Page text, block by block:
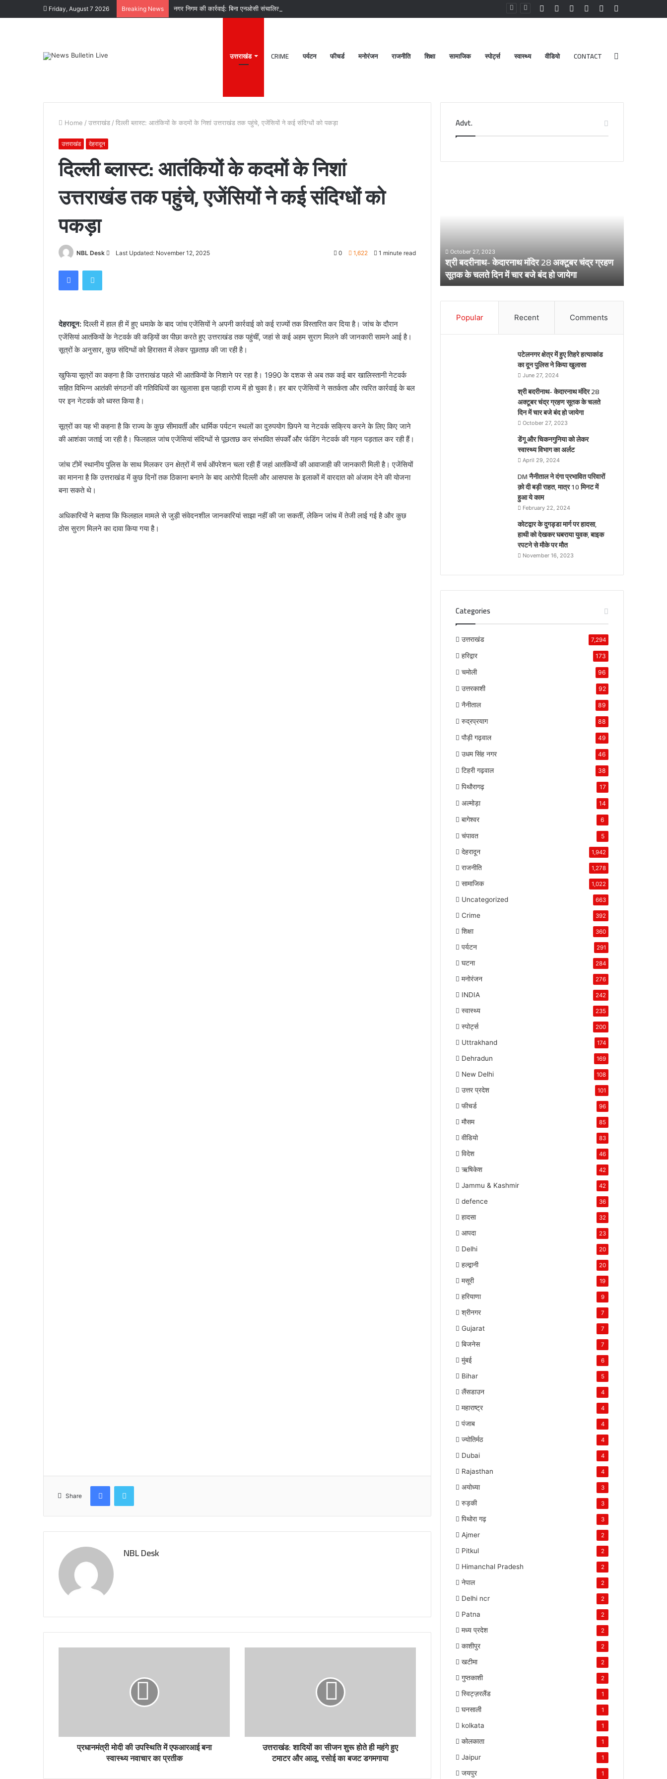
Friday, August 7 2026 Breaking News नगर निगम की कार्रवाई: बिना एनओसी संचालित मीट दुकानों पर चला अभियान, 45250 रुपये का चालान
Random
Log
Instagram
YouTube
Facebook
उत्तराखंड CRIME पर्यटन फीचर्ड मनोरंजन राजनीति शिक्षा सामाजिक स्पोर्ट्स स्वास्थ्य वीडियो CONTACT
Home / उत्तराखंड / दिल्ली ब्लास्ट: आतंकियों के कदमों के निशां उत्तराखंड तक पहुंचे, एजेंसियों ने कई संदिग्धों को पकड़ा
उत्तराखंड देहरादून
दिल्ली ब्लास्ट: आतंकियों के कदमों के निशां
उत्तराखंड तक पहुंचे, एजेंसियों ने कई संदिग्धों को
पकड़ा
NBL Desk
Send
Last Updated: November 12, 2025 0 1,622 1 minute read
FacebookTwitter
देहरादून:दिल्ली में हाल ही में हुए धमाके के बाद जांच एजेंसियों ने अपनी कार्रवाई को कई राज्यों तक विस्तारित कर दिया है। जांच के दौरान
एजेंसियां आतंकियों के नेटवर्क की कड़ियों का पीछा करते हुए उत्तराखंड तक पहुंचीं, जहां से कई अहम सुराग मिलने की जानकारी सामने आई है।
सूत्रों के अनुसार, कुछ संदिग्धों को हिरासत में लेकर पूछताछ की जा रही है।
खुफिया सूत्रों का कहना है कि उत्तराखंड पहले भी आतंकियों के निशाने पर रहा है। 1990 के दशक से अब तक कई बार खालिस्तानी नेटवर्क
सहित विभिन्न आतंकी संगठनों की गतिविधियों का खुलासा इस पहाड़ी राज्य में हो चुका है। हर बार एजेंसियों ने सतर्कता और त्वरित कार्रवाई के बल
पर इन नेटवर्क को ध्वस्त किया है।
सूत्रों का यह भी कहना है कि राज्य के कुछ सीमावर्ती और धार्मिक पर्यटन स्थलों का दुरुपयोग छिपने या नेटवर्क सक्रिय करने के लिए किए जाने
की आशंका जताई जा रही है। फिलहाल जांच एजेंसियां संदिग्धों से पूछताछ कर संभावित संपर्कों और फंडिंग नेटवर्क की गहन पड़ताल कर रही हैं।
जांच टीमें स्थानीय पुलिस के साथ मिलकर उन क्षेत्रों में सर्च ऑपरेशन चला रही हैं जहां आतंकियों की आवाजाही की जानकारी मिली है। एजेंसियों
का मानना है कि उत्तराखंड में कुछ दिनों तक ठिकाना बनाने के बाद आरोपी दिल्ली और आसपास के इलाकों में वारदात को अंजाम देने की योजना
बना सकते थे।
अधिकारियों ने बताया कि फिलहाल मामले से जुड़ी संवेदनशील जानकारियां साझा नहीं की जा सकतीं, लेकिन जांच में तेजी लाई गई है और कुछ
ठोस सुराग मिलने का दावा किया गया है।
Share
FacebookTwitter
NBL Desk
प्रधानमंत्री मोदी की उपस्थिति में एफआरआई बना
स्वास्थ्य नवाचार का प्रतीक
उत्तराखंड: शादियों का सीजन शुरू होते ही महंगे हुए
टमाटर और आलू, रसोई का बजट डगमगाया
Advt.
के
दुगड्डा
पर
हादसा,
को
मौके
पर
मौत
November 16, 2023
कोटद्वार के दुगड्डा मार्ग पर हादसा, हाथी को देखकर
घबराया युवक, बाइक रपटने से मौके पर मौत
क्षेत्र
ग्रहण
सूतक
के
चलते
October 27, 2023
श्री बदरीनाथ- केदारनाथ मंदिर 28 अक्टूबर चंद्र ग्रहण
सूतक के चलते दिन में चार बजे बंद हो जायेगा
Popular Recent Comments
पटेलनगर क्षेत्र में हुए तिहरे हत्याकांड
का दून पुलिस ने किया खुलासा
June 27, 2024
श्री बदरीनाथ- केदारनाथ मंदिर 28
अक्टूबर चंद्र ग्रहण सूतक के चलते
दिन में चार बजे बंद हो जायेगा
October 27, 2023
डेंगू और चिकनगुनिया को लेकर
स्वास्थ्य विभाग का अर्लट
April 29, 2024
DM नैनीताल ने दंगा प्रभावित परिवारों
क़ो दी बड़ी राहत, मात्र 10 मिनट में
हुआ ये काम
February 22, 2024
कोटद्वार के दुगड्डा मार्ग पर हादसा,
हाथी को देखकर घबराया युवक, बाइक
रपटने से मौके पर मौत
November 16, 2023
Categories
उत्तराखंड 7,294
हरिद्वार 173
चमोली 96
उत्तरकाशी 92
नैनीताल 89
रुद्रप्रयाग 88
पौड़ी गढ़वाल 49
उधम सिंह नगर 46
टिहरी गढ़वाल 38
पिथौरागढ़ 17
अल्मोड़ा 14
बागेश्वर 6
चंपावत 5
देहरादून 1,942
राजनीति 1,278
सामाजिक 1,022
Uncategorized 663
Crime 392
शिक्षा 360
पर्यटन 291
घटना 284
मनोरंजन 276
INDIA 242
स्वास्थ्य 235
स्पोर्ट्स 200
Uttrakhand 174
Dehradun 169
New Delhi 108
उत्तर प्रदेश 101
फीचर्ड 96
मौसम 85
वीडियो 83
विदेश 46
ऋषिकेश 42
Jammu & Kashmir 42
defence 36
हादसा 32
आपदा 23
Delhi 20
हल्द्वानी 20
मसूरी 19
हरियाणा 9
श्रीनगर 7
Gujarat 7
बिजनेस 7
मुंबई 6
Bihar 5
लैंसडाउन 4
महाराष्ट्र 4
पंजाब 4
ज्योतिर्मठ 4
Dubai 4
Rajasthan 4
अयोध्या 3
रुड़की 3
पिथोरा गढ़ 3
Ajmer 2
Pitkul 2
Himanchal Pradesh 2
नेपाल 2
Delhi ncr 2
Patna 2
मध्य प्रदेश 2
काशीपुर 2
खटीमा 2
गुप्तकाशी 2
स्विट्ज़रलैंड 1
घनसाली 1
kolkata 1
कोलकाता 1
Jaipur 1
जयपुर 1